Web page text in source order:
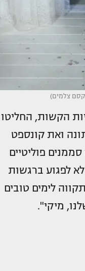
קסם צלמים)
הקשות, החליטו
ואת קונספט
פוליטיים
לפגוע ברגשות
לימים טובים
מיקי".